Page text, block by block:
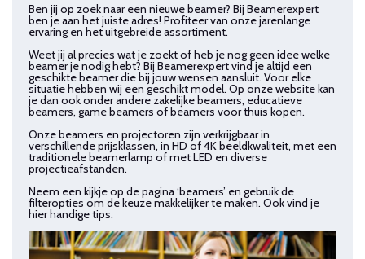
Ben jij op zoek naar een nieuwe beamer? Bij Beamerexpert
ben je aan het juiste adres! Profiteer van onze jarenlange
ervaring en het uitgebreide assortiment.
Weet jij al precies wat je zoekt of heb je nog geen idee welke
beamer je nodig hebt? Bij Beamerexpert vind je altijd een
geschikte beamer die bij jouw wensen aansluit. Voor elke
situatie hebben wij een geschikt model. Op onze website kan
je dan ook onder andere zakelijke beamers, educatieve
beamers, game beamers of beamers voor thuis kopen.
Onze beamers en projectoren zijn verkrijgbaar in
verschillende prijsklassen, in HD of 4K beeldkwaliteit, met een
traditionele beamerlamp of met LED en diverse
projectieafstanden.
Neem een kijkje op de pagina ‘beamers’ en gebruik de
filteropties om de keuze makkelijker te maken. Ook vind je
hier handige tips.